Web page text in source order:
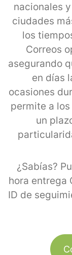
nacionales
ciudades
los
Correos
asegurando
en días
ocasiones
permite a
un
¿Sabías?
hora entrega
ID de